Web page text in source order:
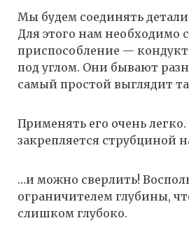
Мы будем соединять
Для этого нам необходимо
приспособление —
под углом. Они бывают
самый простой выглядит
Применять его очень
закрепляется струбциной
…и можно сверлить!
ограничителем глубины,
слишком глубоко.